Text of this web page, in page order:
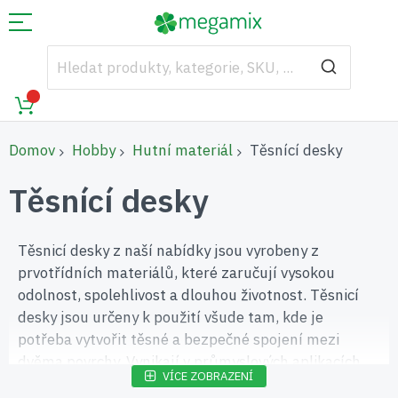
Domov Hobby Hutní materiál Těsnící desky
Těsnící desky
Těsnicí desky z naší nabídky jsou vyrobeny z
prvotřídních materiálů, které zaručují vysokou
odolnost, spolehlivost a dlouhou životnost. Těsnicí
desky jsou určeny k použití všude tam, kde je
potřeba vytvořit těsné a bezpečné spojení mezi
dvěma povrchy. Vynikají v průmyslových aplikacích,
automobilovém průmyslu, stavebnictví a dalších
VÍCE ZOBRAZENÍ